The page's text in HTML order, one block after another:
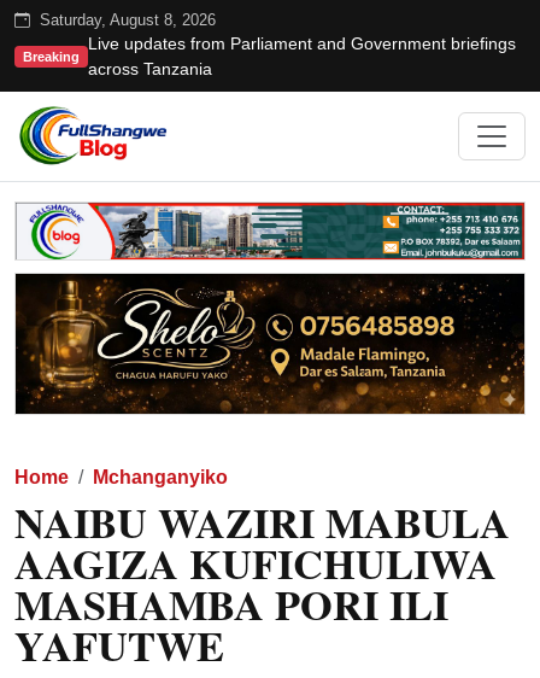
Saturday, August 8, 2026
Breaking
Live updates from Parliament and Government briefings
across Tanzania
Home Mchanganyiko
NAIBU WAZIRI MABULA
AAGIZA KUFICHULIWA
MASHAMBA PORI ILI
YAFUTWE